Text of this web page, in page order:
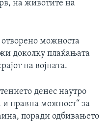
на животите на
можноста
доколку плаќањата
на војната.
денес наутро
правна можност“ за
поради одбивањето